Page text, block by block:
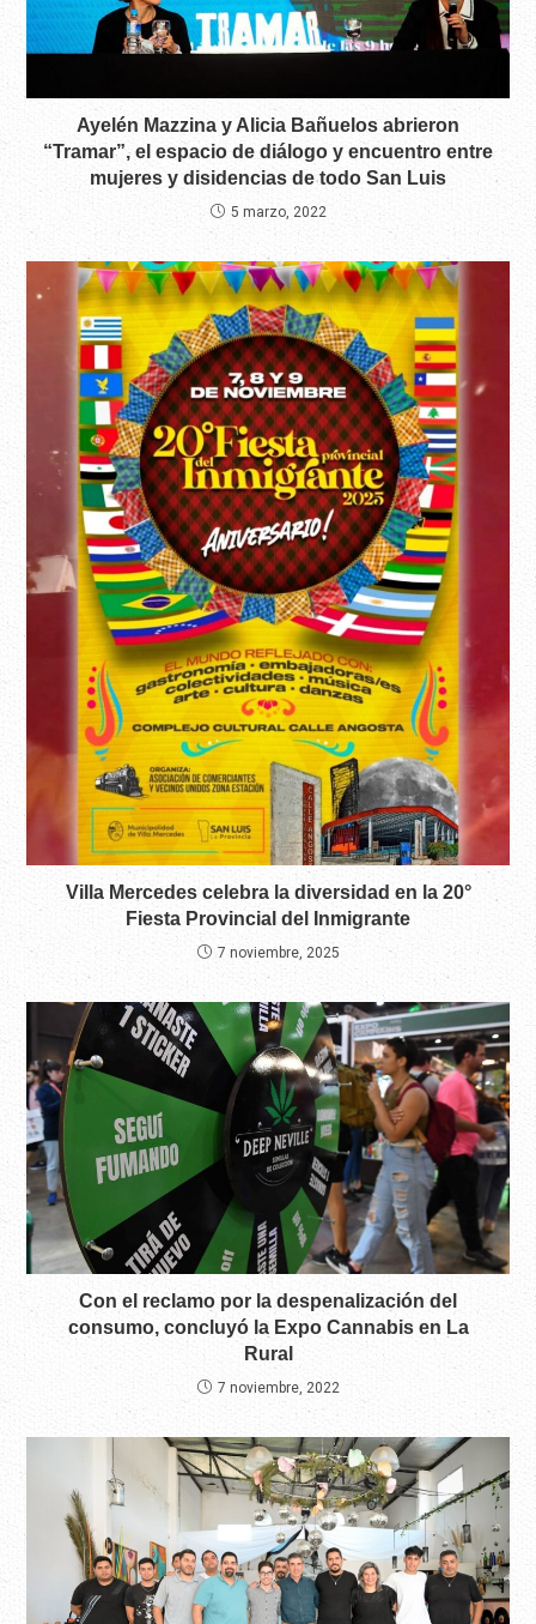
Ayelén Mazzina y Alicia Bañuelos abrieron
“Tramar”, el espacio de diálogo y encuentro entre
mujeres y disidencias de todo San Luis
5 marzo, 2022
Villa Mercedes celebra la diversidad en la 20°
Fiesta Provincial del Inmigrante
7 noviembre, 2025
Con el reclamo por la despenalización del
consumo, concluyó la Expo Cannabis en La
Rural
7 noviembre, 2022